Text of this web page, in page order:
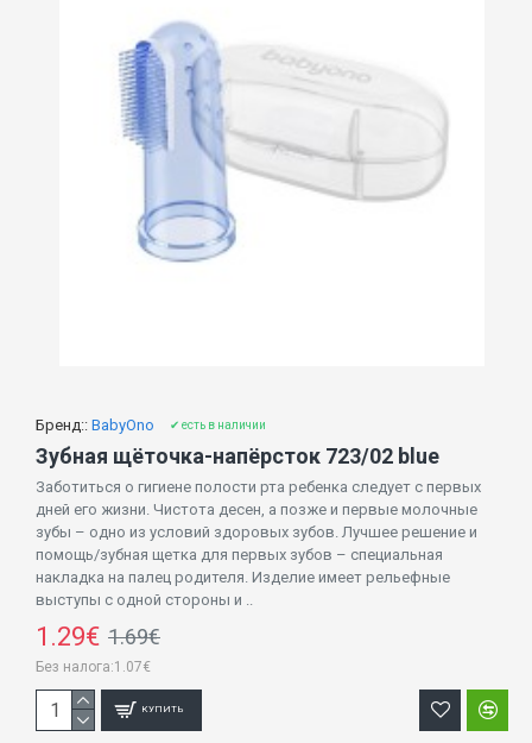
Бренд:: BabyOno ✔ есть в наличии
Зубная щёточка-напёрсток 723/02 blue
Заботиться о гигиене полости рта ребенка следует с первых
дней его жизни. Чистота десен, а позже и первые молочные
зубы – одно из условий здоровых зубов. Лучшее решение и
помощь/зубная щетка для первых зубов – специальная
накладка на палец родителя. Изделие имеет рельефные
выступы с одной стороны и ..
1.29€ 1.69€
Без налога:1.07€
КУПИТЬ